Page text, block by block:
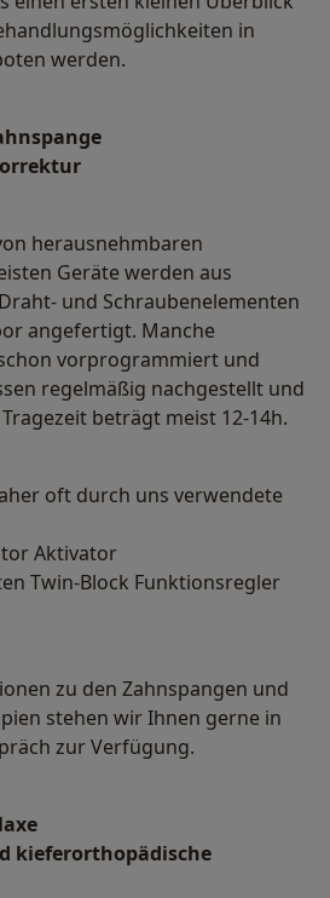
in
werden.
herausnehmbaren
Geräte werden aus
und Schraubenelementen
angefertigt. Manche
vorprogrammiert und
regelmäßig nachgestellt und
beträgt meist 12-14h.
oft durch uns verwendete
Aktivator
Twin-Block Funktionsregler
zu den Zahnspangen und
stehen wir Ihnen gerne in
zur Verfügung.
kieferorthopädische